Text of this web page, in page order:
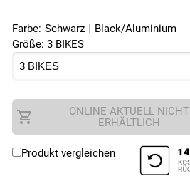
Farbe: Schwarz | Black/Aluminium
Größe: 3 BIKES
ONLINE AKTUELL NICHT
ERHÄLTLICH
Produkt vergleichen